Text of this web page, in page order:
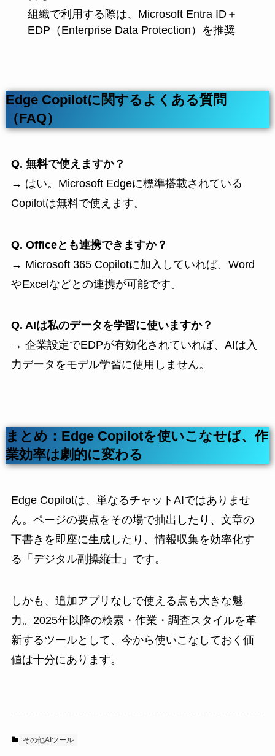
組織で利用する際は、Microsoft Entra ID＋
EDP（Enterprise Data Protection）を推奨
Edge Copilotに関するよくある質問
（FAQ）
Q. 無料で使えますか？
→ はい。Microsoft Edgeに標準搭載されている
Copilotは無料で使えます。
Q. Officeとも連携できますか？
→ Microsoft 365 Copilotに加入していれば、Word
やExcelなどとの連携が可能です。
Q. AIは私のデータを学習に使いますか？
→ 企業設定でEDPが有効化されていれば、AIは入
力データをモデル学習に使用しません。
まとめ：Edge Copilotを使いこなせば、作
業効率は劇的に変わる
Edge Copilotは、単なるチャットAIではありませ
ん。ページの要点をその場で抽出したり、文章の
下書きを即座に生成したり、情報収集を効率化す
る「デジタル副操縦士」です。
しかも、追加アプリなしで使える点も大きな魅
力。2025年以降の検索・作業・調査スタイルを革
新するツールとして、今から使いこなしておく価
値は十分にあります。
その他AIツール